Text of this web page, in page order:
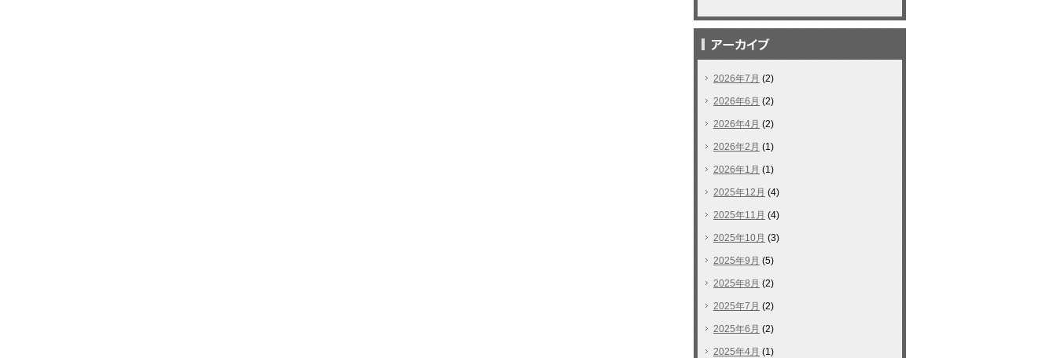
2026年7月 (2)
2026年6月 (2)
2026年4月 (2)
2026年2月 (1)
2026年1月 (1)
2025年12月 (4)
2025年11月 (4)
2025年10月 (3)
2025年9月 (5)
2025年8月 (2)
2025年7月 (2)
2025年6月 (2)
2025年4月 (1)